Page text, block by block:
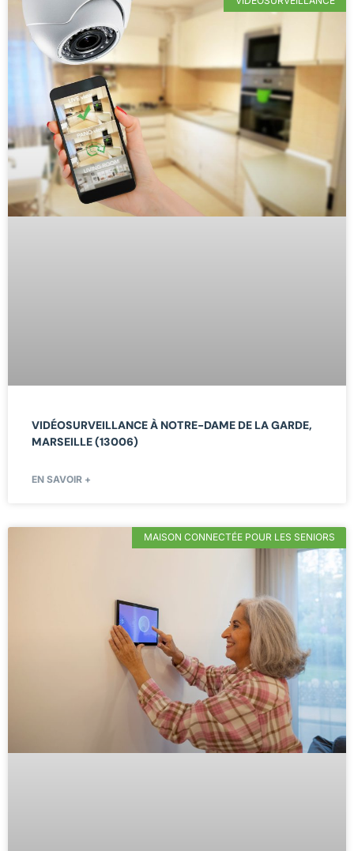
VIDÉOSURVEILLANCE À NOTRE-DAME DE LA GARDE,
MARSEILLE (13006)
EN SAVOIR +
MAISON CONNECTÉE POUR LES SENIORS